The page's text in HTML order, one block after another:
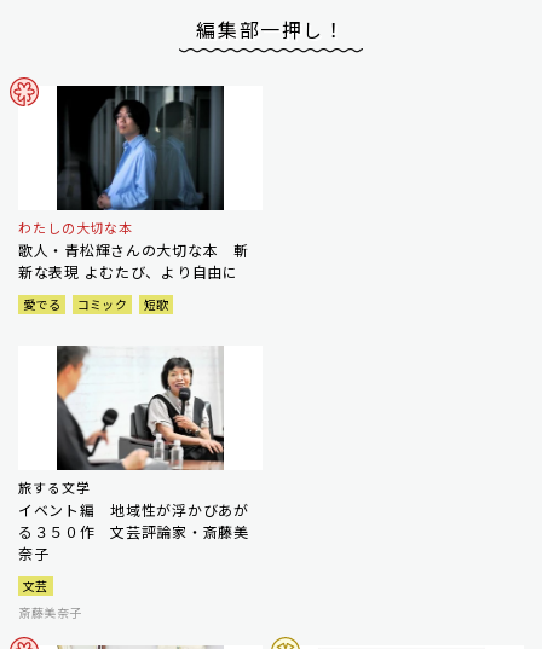
編集部一押し！
わたしの大切な本
歌人・青松輝さんの大切な本 斬
新な表現 よむたび、より自由に
愛でる コミック 短歌
旅する文学
イベント編 地域性が浮かびあが
る３５０作 文芸評論家・斎藤美
奈子
文芸
斎藤美奈子